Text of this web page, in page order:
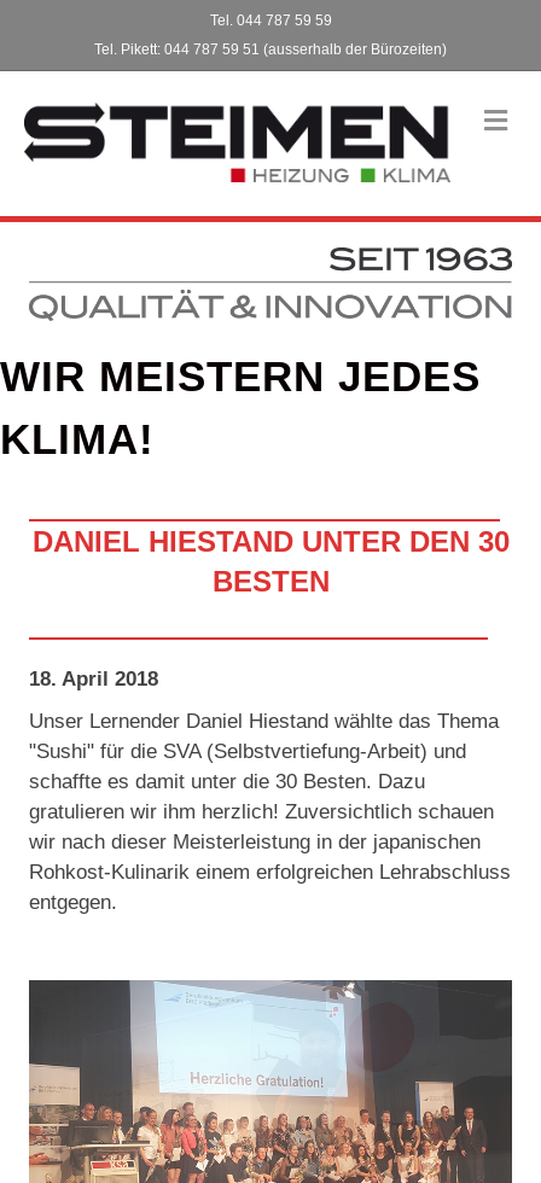
Tel. 044 787 59 59
Tel. Pikett: 044 787 59 51 (ausserhalb der Bürozeiten)
WIR MEISTERN JEDES
KLIMA!
DANIEL HIESTAND UNTER DEN 30
BESTEN
18. April 2018
Unser Lernender Daniel Hiestand wählte das Thema
"Sushi" für die SVA (Selbstvertiefung-Arbeit) und
schaffte es damit unter die 30 Besten. Dazu
gratulieren wir ihm herzlich! Zuversichtlich schauen
wir nach dieser Meisterleistung in der japanischen
Rohkost-Kulinarik einem erfolgreichen Lehrabschluss
entgegen.